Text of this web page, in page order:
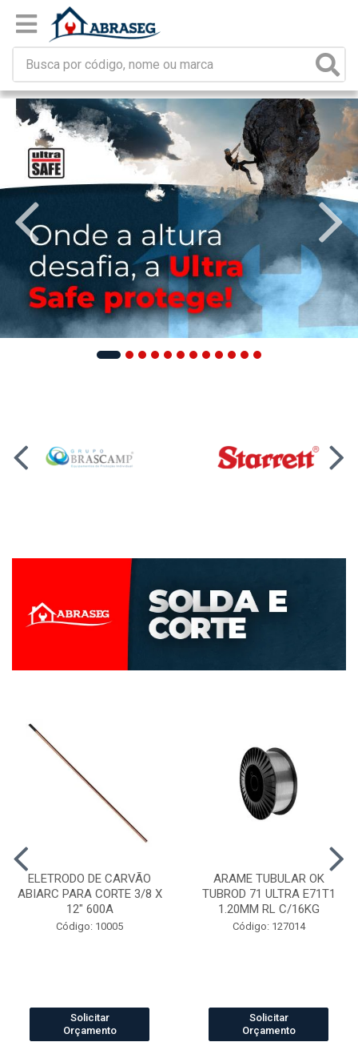
ELETRODO DE CARVÃO
ABIARC PARA CORTE 3/8 X
12" 600A
Código: 10005
Solicitar
Orçamento
ARAME TUBULAR OK
TUBROD 71 ULTRA E71T1
1.20MM RL C/16KG
Código: 127014
Solicitar
Orçamento